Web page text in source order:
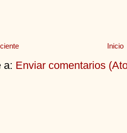
Inicio
a: Enviar comentarios